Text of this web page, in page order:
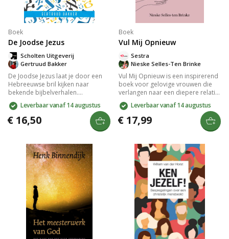
Boek
De Joodse Jezus
Gertruud Bakker
Scholten Uitgeverij
De Joodse Jezus laat je door een
Hebreeuwse bril kijken naar
bekende bijbelverhalen.
Verrassende inzichten en diepere
betekenissen verrijken je
geloofsleven en maken het boek
geschikt voor persoonlijke
verdieping of bijbelstudiegroepen.
Leverbaar vanaf 14 augustus
€ 16,50
Boek
Vul Mij Opnieuw
Nieske Selles-Ten Brinke
Sestra
Vul Mij Opnieuw is een inspirerend
boek voor gelovige vrouwen die
verlangen naar een diepere relatie
met de Heilige Geest. Met
bijbelgetrouwe inzichten en
praktische lessen leer je over de
kracht van de Geest, de vruchten
en gaven die Hij schenkt. Dit boek
persoonlijke groei en is ideaal
voor vrouwenkringen en
bijbelstudies. Verrijk je geestelijke
reis en ervaar de liefde en wijsheid
van Gods Woord.
Leverbaar vanaf 14 augustus
€ 17,99